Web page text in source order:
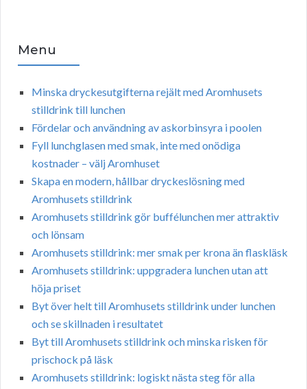
Menu
Minska dryckesutgifterna rejält med Aromhusets
stilldrink till lunchen
Fördelar och användning av askorbinsyra i poolen
Fyll lunchglasen med smak, inte med onödiga
kostnader – välj Aromhuset
Skapa en modern, hållbar dryckeslösning med
Aromhusets stilldrink
Aromhusets stilldrink gör buffélunchen mer attraktiv
och lönsam
Aromhusets stilldrink: mer smak per krona än flaskläsk
Aromhusets stilldrink: uppgradera lunchen utan att
höja priset
Byt över helt till Aromhusets stilldrink under lunchen
och se skillnaden i resultatet
Byt till Aromhusets stilldrink och minska risken för
prischock på läsk
Aromhusets stilldrink: logiskt nästa steg för alla